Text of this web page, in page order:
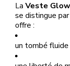
LaVeste
se distingue
offre :
un tombé